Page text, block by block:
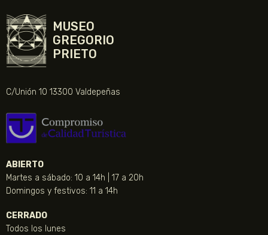
MUSEO
GREGORIO
PRIETO
C/Unión 10 13300 Valdepeñas
ABIERTO
Martes a sábado: 10 a 14h | 17 a 20h
Domingos y festivos: 11 a 14h
CERRADO
Todos los lunes